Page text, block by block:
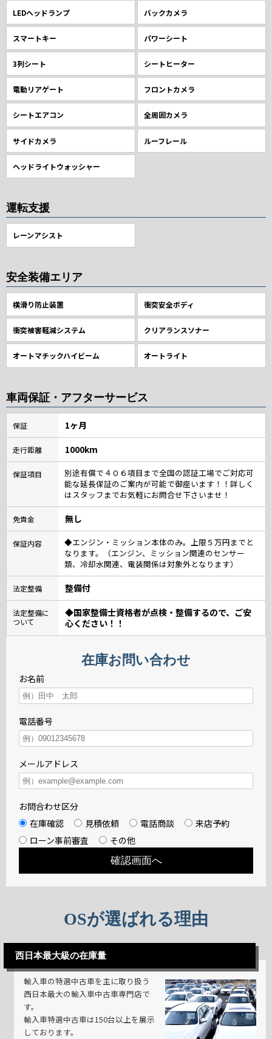
LEDヘッドランプ バックカメラ
スマートキー パワーシート
3列シート シートヒーター
電動リアゲート フロントカメラ
シートエアコン 全周囲カメラ
サイドカメラ ルーフレール
ヘッドライトウォッシャー
運転支援
レーンアシスト
安全装備エリア
横滑り防止装置 衝突安全ボディ
衝突被害軽減システム クリアランスソナー
オートマチックハイビーム オートライト
車両保証・アフターサービス
保証 1ヶ月
走行距離 1000km
保証項目
別途有償で４０６項目まで全国の認証工場でご対応可
能な延長保証のご案内が可能で御座います！！詳しく
はスタッフまでお気軽にお問合せ下さいませ！
免責金 無し
保証内容
◆エンジン・ミッション本体のみ。上限５万円までと
なります。（エンジン、ミッション関連のセンサー
類、冷却水関連、電装関係は対象外となります）
法定整備 整備付
法定整備に
ついて
◆国家整備士資格者が点検・整備するので、ご安
心ください！！
在庫お問い合わせ
お名前
電話番号
メールアドレス
お問合わせ区分
在庫確認
見積依頼 電話商談
来店予約
ローン事前審査
その他
OSが選ばれる理由
西日本最大級の在庫量
輸入車の特選中古車を主に取り扱う
西日本最大の輸入車中古車専門店で
す。
輸入車特選中古車は150台以上を展示
しております。